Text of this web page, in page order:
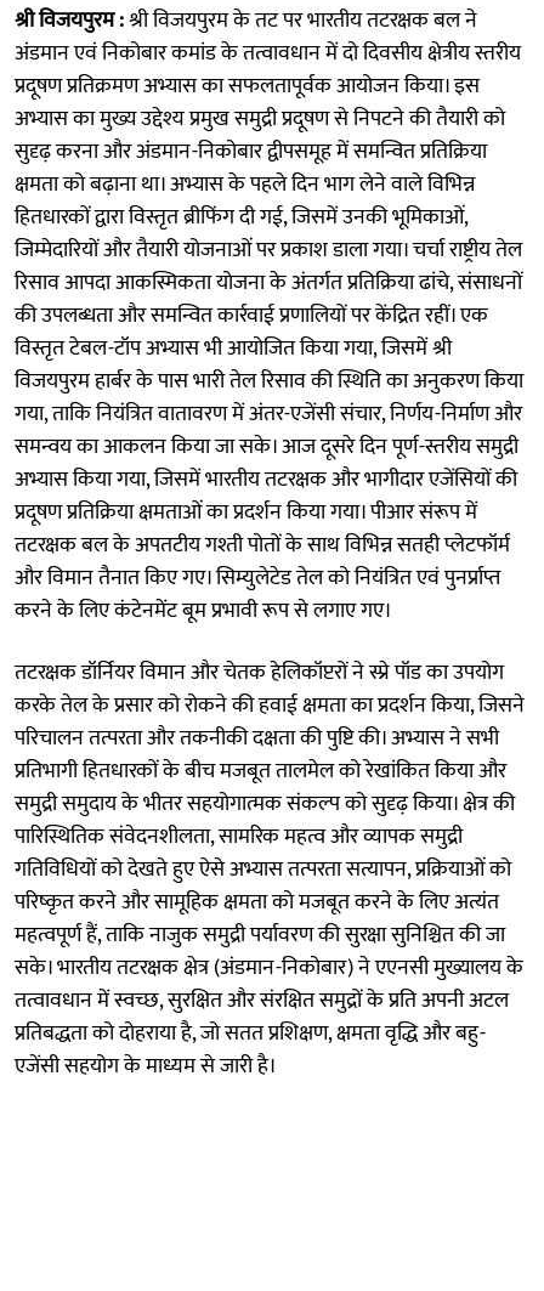
श्री विजयपुरम :श्री विजयपुरम के तट पर भारतीय तटरक्षक बल ने
अंडमान एवं निकोबार कमांड के तत्वावधान में दो दिवसीय क्षेत्रीय स्तरीय
प्रदूषण प्रतिक्रमण अभ्यास का सफलतापूर्वक आयोजन किया। इस
अभ्यास का मुख्य उद्देश्य प्रमुख समुद्री प्रदूषण से निपटने की तैयारी को
सुदृढ़ करना और अंडमान-निकोबार द्वीपसमूह में समन्वित प्रतिक्रिया
क्षमता को बढ़ाना था। अभ्यास के पहले दिन भाग लेने वाले विभिन्न
हितधारकों द्वारा विस्तृत ब्रीफिंग दी गई, जिसमें उनकी भूमिकाओं,
जिम्मेदारियों और तैयारी योजनाओं पर प्रकाश डाला गया। चर्चा राष्ट्रीय तेल
रिसाव आपदा आकस्मिकता योजना के अंतर्गत प्रतिक्रिया ढांचे, संसाधनों
की उपलब्धता और समन्वित कार्रवाई प्रणालियों पर केंद्रित रहीं। एक
विस्तृत टेबल-टॉप अभ्यास भी आयोजित किया गया, जिसमें श्री
विजयपुरम हार्बर के पास भारी तेल रिसाव की स्थिति का अनुकरण किया
गया, ताकि नियंत्रित वातावरण में अंतर-एजेंसी संचार, निर्णय-निर्माण और
समन्वय का आकलन किया जा सके। आज दूसरे दिन पूर्ण-स्तरीय समुद्री
अभ्यास किया गया, जिसमें भारतीय तटरक्षक और भागीदार एजेंसियों की
प्रदूषण प्रतिक्रिया क्षमताओं का प्रदर्शन किया गया। पीआर संरूप में
तटरक्षक बल के अपतटीय गश्ती पोतों के साथ विभिन्न सतही प्लेटफॉर्म
और विमान तैनात किए गए। सिम्युलेटेड तेल को नियंत्रित एवं पुनर्प्राप्त
करने के लिए कंटेनमेंट बूम प्रभावी रूप से लगाए गए।
तटरक्षक डॉर्नियर विमान और चेतक हेलिकॉप्टरों ने स्प्रे पॉड का उपयोग
करके तेल के प्रसार को रोकने की हवाई क्षमता का प्रदर्शन किया, जिसने
परिचालन तत्परता और तकनीकी दक्षता की पुष्टि की। अभ्यास ने सभी
प्रतिभागी हितधारकों के बीच मजबूत तालमेल को रेखांकित किया और
समुद्री समुदाय के भीतर सहयोगात्मक संकल्प को सुदृढ़ किया। क्षेत्र की
पारिस्थितिक संवेदनशीलता, सामरिक महत्व और व्यापक समुद्री
गतिविधियों को देखते हुए ऐसे अभ्यास तत्परता सत्यापन, प्रक्रियाओं को
परिष्कृत करने और सामूहिक क्षमता को मजबूत करने के लिए अत्यंत
महत्वपूर्ण हैं, ताकि नाजुक समुद्री पर्यावरण की सुरक्षा सुनिश्चित की जा
सके। भारतीय तटरक्षक क्षेत्र (अंडमान-निकोबार) ने एएनसी मुख्यालय के
तत्वावधान में स्वच्छ, सुरक्षित और संरक्षित समुद्रों के प्रति अपनी अटल
प्रतिबद्धता को दोहराया है, जो सतत प्रशिक्षण, क्षमता वृद्धि और बहु-
एजेंसी सहयोग के माध्यम से जारी है।